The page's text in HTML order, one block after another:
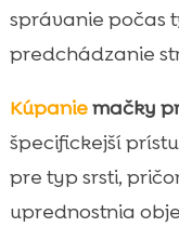
správanie počas
predchádzanie
Kúpaniemačky
špecifickejší
pre typ srsti,
uprednostnia